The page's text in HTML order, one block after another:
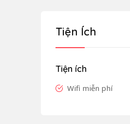
Tiện Ích
Tiện ích
Wifi miễn phí